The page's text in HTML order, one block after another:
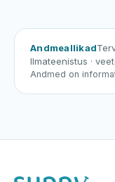
Andmeallikad
Ilmateenistus ·
Andmed on